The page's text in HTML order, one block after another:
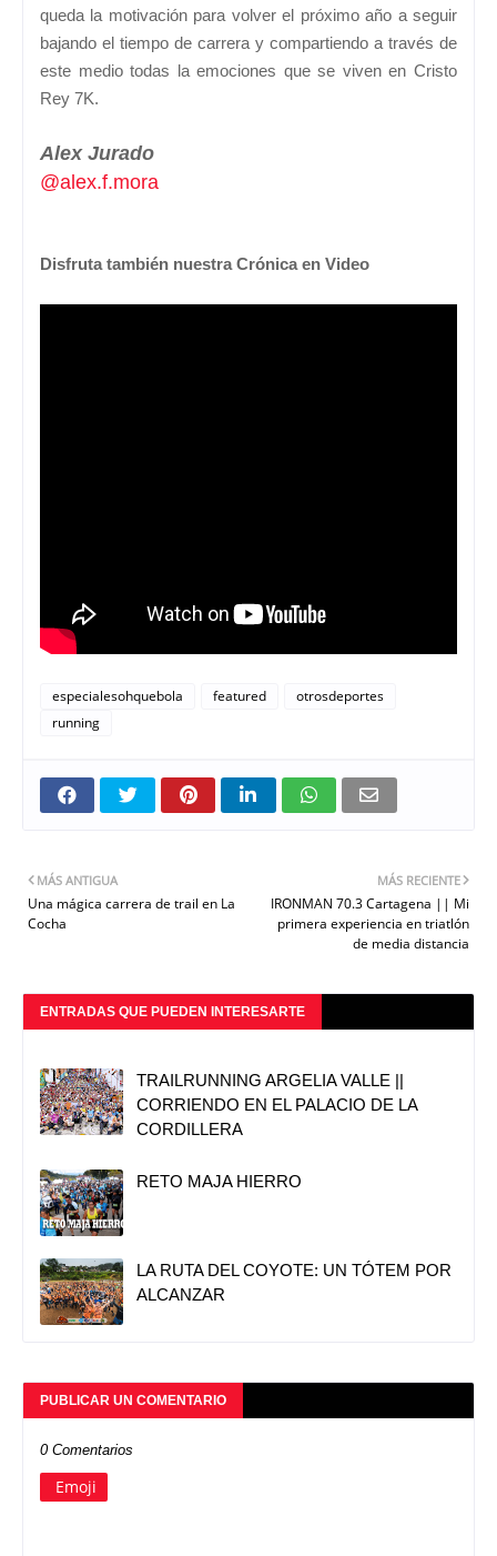
queda la motivación para volver el próximo año a seguir
bajando el tiempo de carrera y compartiendo a través de
este medio todas la emociones que se viven en Cristo
Rey 7K.
Alex Jurado
@alex.f.mora
Disfruta también nuestra Crónica en Video
especialesohquebola featured
otrosdeportes
running
MÁS RECIENTE
IRONMAN 70.3 Cartagena || Mi
primera experiencia en triatlón
de media distancia
MÁS ANTIGUA
Una mágica carrera de trail en La
Cocha
ENTRADAS QUE PUEDEN INTERESARTE
TRAILRUNNING ARGELIA VALLE ||
CORRIENDO EN EL PALACIO DE LA
CORDILLERA
RETO MAJA HIERRO
LA RUTA DEL COYOTE: UN TÓTEM POR
ALCANZAR
PUBLICAR UN COMENTARIO
0 Comentarios
Emoji